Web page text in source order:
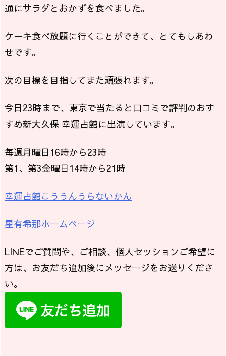
通にサラダとおかずを食べました。
ケーキ食べ放題に行くことができて、とてもしあわ
せです。
次の目標を目指してまた頑張れます。
今日23時まで、東京で当たると口コミで評判のおす
すめ新大久保 幸運占館に出演しています。
毎週月曜日16時から23時
第1、第3金曜日14時から21時
幸運占館こううんうらないかん
星有希那ホームページ
LINEでご質問や、ご相談、個人セッションご希望に
方は、お友だち追加後にメッセージをお送りくださ
い。